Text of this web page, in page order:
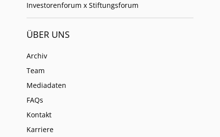
Investorenforum x Stiftungsforum
ÜBER UNS
Archiv
Team
Mediadaten
FAQs
Kontakt
Karriere